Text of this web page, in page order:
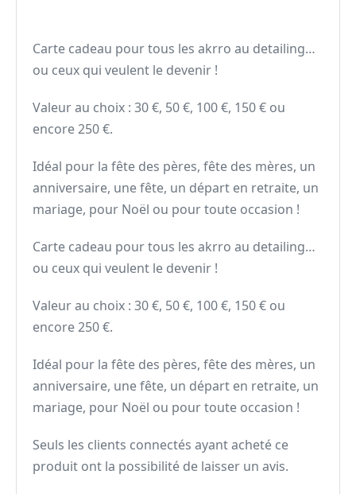
Carte cadeau pour tous les akrro au detailing…
ou ceux qui veulent le devenir !
Valeur au choix : 30 €, 50 €, 100 €, 150 € ou
encore 250 €.
Idéal pour la fête des pères, fête des mères, un
anniversaire, une fête, un départ en retraite, un
mariage, pour Noël ou pour toute occasion !
Carte cadeau pour tous les akrro au detailing…
ou ceux qui veulent le devenir !
Valeur au choix : 30 €, 50 €, 100 €, 150 € ou
encore 250 €.
Idéal pour la fête des pères, fête des mères, un
anniversaire, une fête, un départ en retraite, un
mariage, pour Noël ou pour toute occasion !
Seuls les clients connectés ayant acheté ce
produit ont la possibilité de laisser un avis.